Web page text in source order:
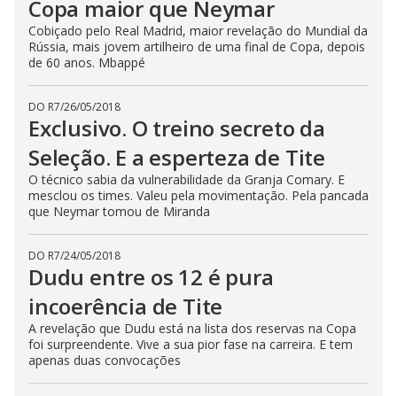
Copa maior que Neymar
Cobiçado pelo Real Madrid, maior revelação do Mundial da
Rússia, mais jovem artilheiro de uma final de Copa, depois
de 60 anos. Mbappé
DO R7/26/05/2018
Exclusivo. O treino secreto da
Seleção. E a esperteza de Tite
O técnico sabia da vulnerabilidade da Granja Comary. E
mesclou os times. Valeu pela movimentação. Pela pancada
que Neymar tomou de Miranda
DO R7/24/05/2018
Dudu entre os 12 é pura
incoerência de Tite
A revelação que Dudu está na lista dos reservas na Copa
foi surpreendente. Vive a sua pior fase na carreira. E tem
apenas duas convocações